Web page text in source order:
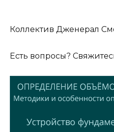
Коллектив Дженерал
Есть вопросы?